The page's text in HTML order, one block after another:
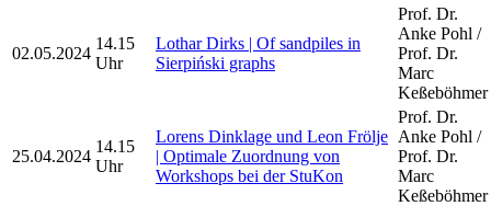
02.05.2024
14.15
Uhr
Lothar Dirks | Of sandpiles in
Sierpiński graphs
Prof. Dr.
Anke Pohl /
Prof. Dr.
Marc
Keßeböhmer
25.04.2024
14.15
Uhr
Lorens Dinklage und Leon Frölje
| Optimale Zuordnung von
Workshops bei der StuKon
Prof. Dr.
Anke Pohl /
Prof. Dr.
Marc
Keßeböhmer